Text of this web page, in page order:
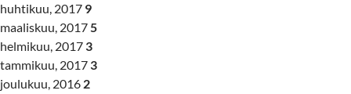
huhtikuu, 2017 9
maaliskuu, 20175
helmikuu, 2017 3
tammikuu, 2017 3
joulukuu, 2016 2